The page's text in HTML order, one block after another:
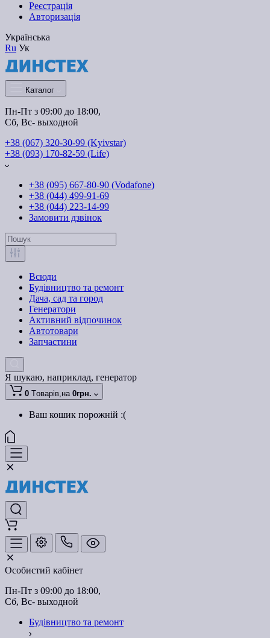
Реєстрація
Авторизація
Українська
Ru Ук
Каталог
Пн-Пт з 09:00 до 18:00,
Сб, Вс- выходной
+38 (067) 320-30-99 (Kyivstar)
+38 (093) 170-82-59 (Life)
+38 (095) 667-80-90 (Vodafone)
+38 (044) 499-91-69
+38 (044) 223-14-99
Замовити дзвінок
Всюди
Будівництво та ремонт
Дача, сад та город
Генератори
Активний відпочинок
Автотовари
Запчастини
Я шукаю, наприклад, генератор
0 Tоварів,на 0грн.
Ваш кошик порожній :(
Особистий кабінет
Пн-Пт з 09:00 до 18:00,
Сб, Вс- выходной
Будівництво та ремонт